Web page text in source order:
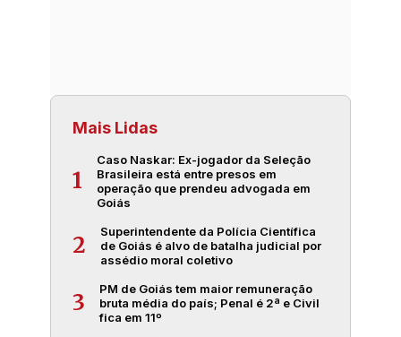
Mais Lidas
1
Caso Naskar: Ex-jogador da Seleção
Brasileira está entre presos em
operação que prendeu advogada em
Goiás
2
Superintendente da Polícia Científica
de Goiás é alvo de batalha judicial por
assédio moral coletivo
3
PM de Goiás tem maior remuneração
bruta média do país; Penal é 2ª e Civil
fica em 11º